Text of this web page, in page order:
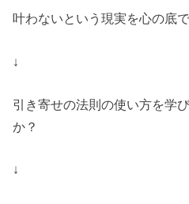
叶わないという現実を心の底
↓
引き寄せの法則の使い方を学
か？
↓